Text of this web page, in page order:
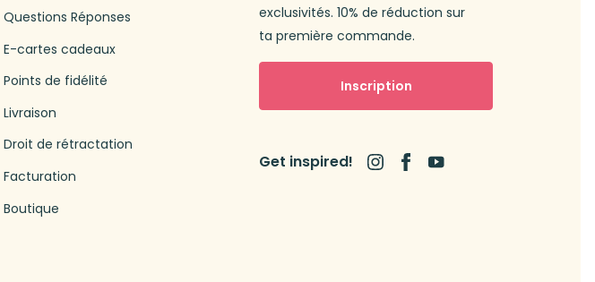
Questions Réponses
E-cartes cadeaux
Points de fidélité
Livraison
Droit de rétractation
Facturation
Boutique
exclusivités. 10% de réduction sur
ta première commande.
Inscription
Get inspired!